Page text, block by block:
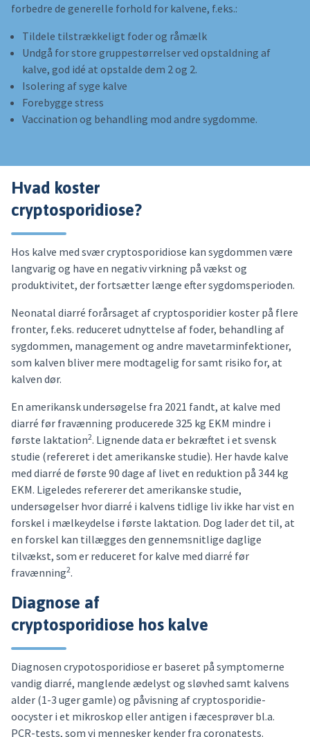
forbedre de generelle forhold for kalvene, f.eks.:
Tildele tilstrækkeligt foder og råmælk
Undgå for store gruppestørrelser ved opstaldning af
kalve, god idé at opstalde dem 2 og 2.
Isolering af syge kalve
Forebygge stress
Vaccination og behandling mod andre sygdomme.
Hvad koster
cryptosporidiose?
Hos kalve med svær cryptosporidiose kan sygdommen være
langvarig og have en negativ virkning på vækst og
produktivitet, der fortsætter længe efter sygdomsperioden.
Neonatal diarré forårsaget af cryptosporidier koster på flere
fronter, f.eks. reduceret udnyttelse af foder, behandling af
sygdommen, management og andre mavetarminfektioner,
som kalven bliver mere modtagelig for samt risiko for, at
kalven dør.
En amerikansk undersøgelse fra 2021 fandt, at kalve med
diarré før fravænning producerede 325 kg EKM mindre i
første laktation2. Lignende data er bekræftet i et svensk
studie (refereret i det amerikanske studie). Her havde kalve
med diarré de første 90 dage af livet en reduktion på 344 kg
EKM. Ligeledes refererer det amerikanske studie,
undersøgelser hvor diarré i kalvens tidlige liv ikke har vist en
forskel i mælkeydelse i første laktation. Dog lader det til, at
en forskel kan tillægges den gennemsnitlige daglige
tilvækst, som er reduceret for kalve med diarré før
fravænning2.
Diagnose af
cryptosporidiose hos kalve
Diagnosen crypotosporidiose er baseret på symptomerne
vandig diarré, manglende ædelyst og sløvhed samt kalvens
alder (1-3 uger gamle) og påvisning af cryptosporidie-
oocyster i et mikroskop eller antigen i fæcesprøver bl.a.
PCR-tests, som vi mennesker kender fra coronatests.